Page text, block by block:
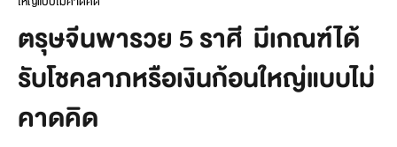
ตรุษจีนพารวย 5 ราศี มีเกณฑ์ได้
รับโชคลาภหรือเงินก้อนใหญ่แบบไม่
คาดคิด